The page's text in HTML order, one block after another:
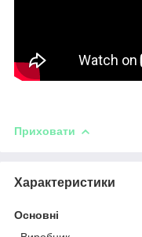
Приховати
Характеристики
Основні